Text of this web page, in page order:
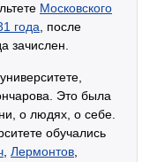
Московского
года , после
зачислен.
Это была
о людях, о себе.
обучались
Лермонтов